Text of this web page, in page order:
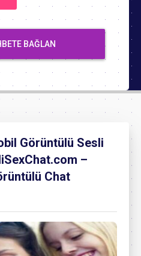
BAĞLAN
Görüntülü Sesli
–
Chat